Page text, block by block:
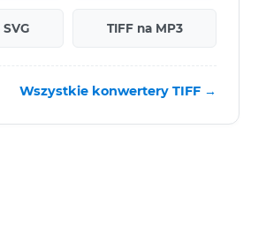
TIFF na MP3
Wszystkie konwertery TIFF →